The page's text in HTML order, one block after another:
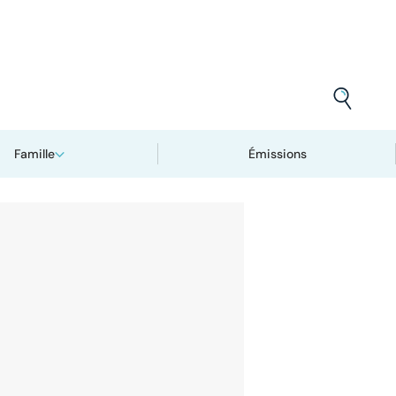
Famille Émissions